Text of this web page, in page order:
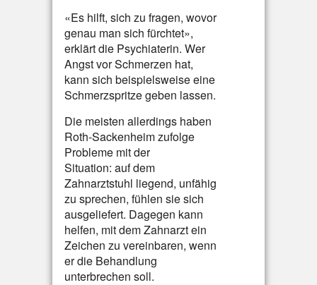
«Es hilft, sich zu fragen, wovor
genau man sich fürchtet»,
erklärt die Psychiaterin. Wer
Angst vor Schmerzen hat,
kann sich beispielsweise eine
Schmerzspritze geben lassen.
Die meisten allerdings haben
Roth-Sackenheim zufolge
Probleme mit der
Situation: auf dem
Zahnarztstuhl liegend, unfähig
zu sprechen, fühlen sie sich
ausgeliefert. Dagegen kann
helfen, mit dem Zahnarzt ein
Zeichen zu vereinbaren, wenn
er die Behandlung
unterbrechen soll.